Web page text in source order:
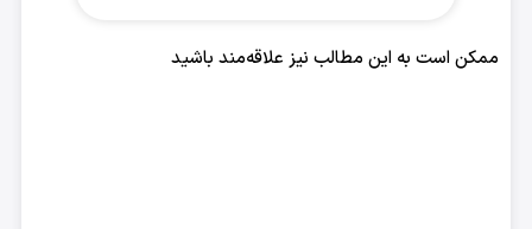
شما*
ممکن است به این مطالب نیز علاقه‌مند باشید